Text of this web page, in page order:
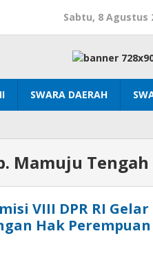
Sabtu, 8 Agustus
SWARA DAERAH
Mamuju Tengah
VIII DPR RI Gelar
Hak Perempuan